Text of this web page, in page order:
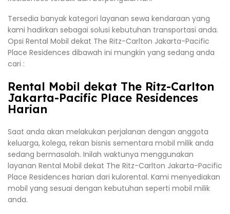
Tersedia banyak kategori layanan sewa kendaraan yang
kami hadirkan sebagai solusi kebutuhan transportasi anda.
Opsi Rental Mobil dekat The Ritz-Carlton Jakarta-Pacific
Place Residences dibawah ini mungkin yang sedang anda
cari :
Rental Mobil dekat The Ritz-Carlton
Jakarta-Pacific Place Residences
Harian
Saat anda akan melakukan perjalanan dengan anggota
keluarga, kolega, rekan bisnis sementara mobil milik anda
sedang bermasalah. Inilah waktunya menggunakan
layanan Rental Mobil dekat The Ritz-Carlton Jakarta-Pacific
Place Residences harian dari kulorental. Kami menyediakan
mobil yang sesuai dengan kebutuhan seperti mobil milik
anda.